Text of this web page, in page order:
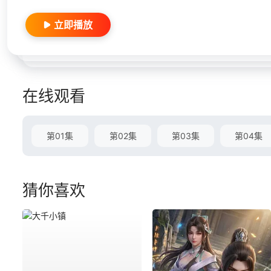
立即播放
在线观看
第01集 第02集 第03集 第04集
猜你喜欢